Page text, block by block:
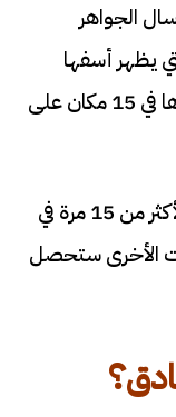
الجواهر
يظهر أسفها
الرسالة التي عليك نسخها ولصقها ونشرها في 15 مكان على
يعدك الموقع أنه عند نشر تلك الرسالة لأكثر من 15 مرة في
الأخرى ستحصل